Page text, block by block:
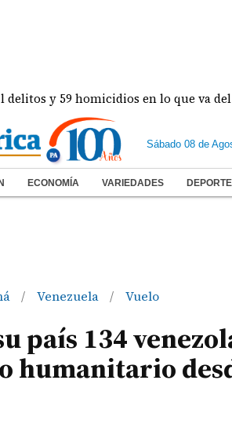
y 59 homicidios en lo que va del año
Sábado 08 de
ECONOMÍA VARIEDADES
/ Venezuela / Vuelo
país 134
humanitario